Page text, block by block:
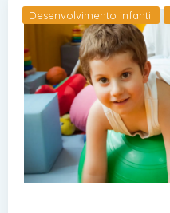
Desenvolvimento infantil